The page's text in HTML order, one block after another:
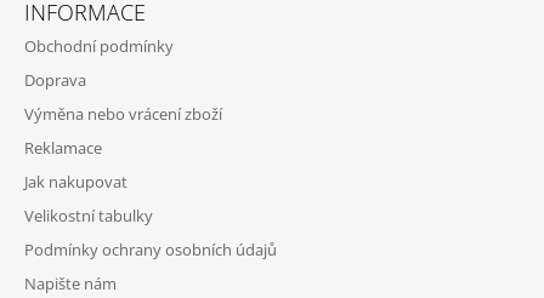
INFORMACE
Obchodní podmínky
Doprava
Výměna nebo vrácení zboží
Reklamace
Jak nakupovat
Velikostní tabulky
Podmínky ochrany osobních údajů
Napište nám